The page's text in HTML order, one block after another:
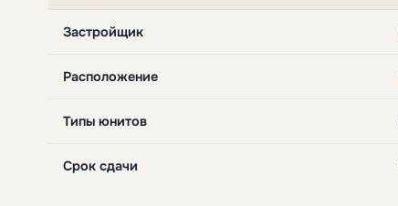
Застройщик
Расположение
Типы юнитов
Срок сдачи